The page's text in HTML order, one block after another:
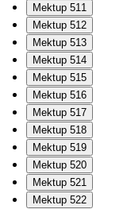
Mektup 511
Mektup 512
Mektup 513
Mektup 514
Mektup 515
Mektup 516
Mektup 517
Mektup 518
Mektup 519
Mektup 520
Mektup 521
Mektup 522